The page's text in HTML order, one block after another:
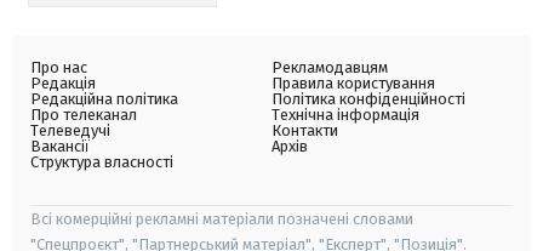
Про нас
Редакція
Редакційна політика
Про телеканал
Телеведучі
Вакансії
Структура власності
Рекламодавцям
Правила користування
Політика конфіденційності
Технічна інформація
Контакти
Архів
Всі комерційні рекламні матеріали позначені словами
"Спецпроєкт", "Партнерський матеріал", "Експерт", "Позиція".